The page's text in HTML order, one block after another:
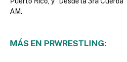
AM.
MÁS EN PRWRESTLING: